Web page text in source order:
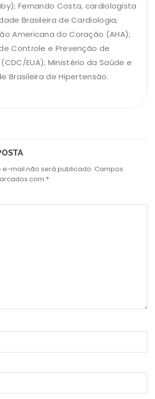
Fernando Costa, cardiologista
Brasileira de Cardiologia;
Americana do Coração (AHA);
Controle e Prevenção de
EUA); Ministério da Saúde e
Brasileira de Hipertensão.
e-mail não será publicado. Campos
com *